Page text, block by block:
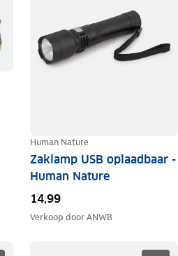
Human Nature
Zaklamp USB oplaadbaar -
Human Nature
14,99
Verkoop doorANWB